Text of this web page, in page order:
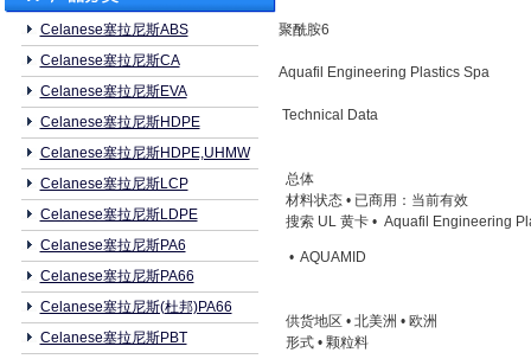
Celanese塞拉尼斯ABS
Celanese塞拉尼斯CA
Celanese塞拉尼斯EVA
Celanese塞拉尼斯HDPE
Celanese塞拉尼斯HDPE,UHMW
Celanese塞拉尼斯LCP
Celanese塞拉尼斯LDPE
Celanese塞拉尼斯PA6
Celanese塞拉尼斯PA66
Celanese塞拉尼斯(杜邦)PA66
Celanese塞拉尼斯PBT
聚酰胺6
Aquafil Engineering Plastics Spa
Technical Data
总体
材料状态 • 已商用：当前有效
搜索 UL 黄卡 • Aquafil Engineering
• AQUAMID
供货地区 • 北美洲 • 欧洲
形式 • 颗粒料